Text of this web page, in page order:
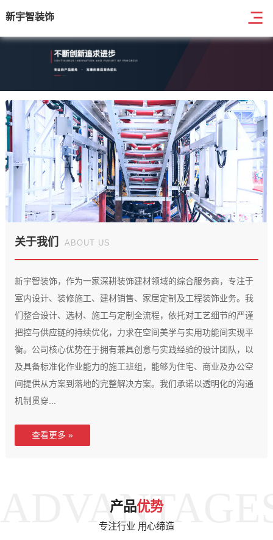
新宇智装饰
智
装
饰
关于我们 ABOUT US
新宇智装饰，作为一家深耕装饰建材领域的综合服务商，专注于
室内设计、装修施工、建材销售、家居定制及工程装饰业务。我
们整合设计、选材、施工与定制全流程，依托对工艺细节的严谨
把控与供应链的持续优化，力求在空间美学与实用功能间实现平
衡。公司核心优势在于拥有兼具创意与实践经验的设计团队，以
及具备标准化作业能力的施工班组，能够为住宅、商业及办公空
间提供从方案到落地的完整解决方案。我们承诺以透明化的沟通
机制贯穿...
查看更多 »
产品优势
专注行业 用心缔造